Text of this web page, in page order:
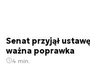
Senat przyjął
ważna poprawka
4 min.